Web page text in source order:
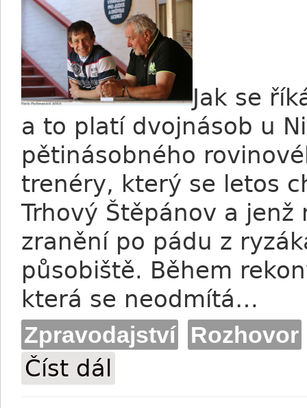
Jak se
a to platí dvojnásob u
pětinásobného
trenéry, který se letos
Trhový Štěpánov a
zranění po pádu z
působiště. Během
která se neodmítá…
Zpravodajství Rozhovor
Číst dál